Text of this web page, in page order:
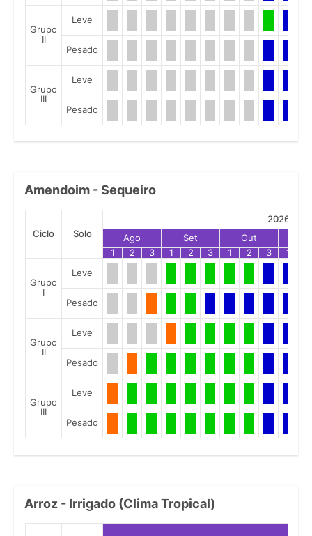
Grupo
II
Leve
Pesado
Grupo
III
Leve
Pesado
Amendoim - Sequeiro
Ciclo Solo
2026
Ago
Set Out
1
2 3 1 2 3 1 2 3 1
Grupo
I
Leve
Pesado
Grupo
II
Leve
Pesado
Grupo
III
Leve
Pesado
Arroz - Irrigado (Clima Tropical)